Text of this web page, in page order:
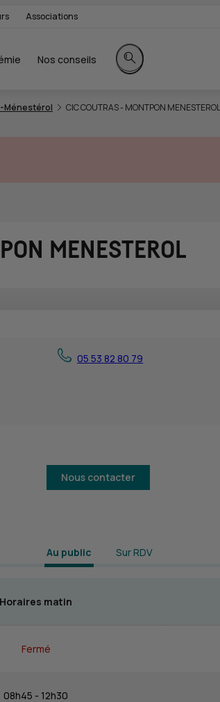
Associations
Nos conseils
Rechercher sur le site
Ménestérol CIC COUTRAS - MONTPON MENESTEROL
MENESTEROL
05 53 82 80 79
Nous contacter
Au public Sur RDV
Horaires matin
Fermé
08h45 - 12h30